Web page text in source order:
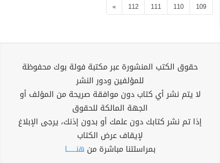
109
110
111
112
»
حقوق الكتب المنشورة عبر مكتبة فولة بوك محفوظة
للمؤلفين ودور النشر
لا يتم نشر أي كتاب دون موافقة صريحة من المؤلف أو
الجهة المالكة للحقوق
إذا تم نشر كتابك دون علمك أو بدون إذنك، يرجى الإبلاغ
لإيقاف عرض الكتاب
بمراسلتنا مباشرة من هنــــــا